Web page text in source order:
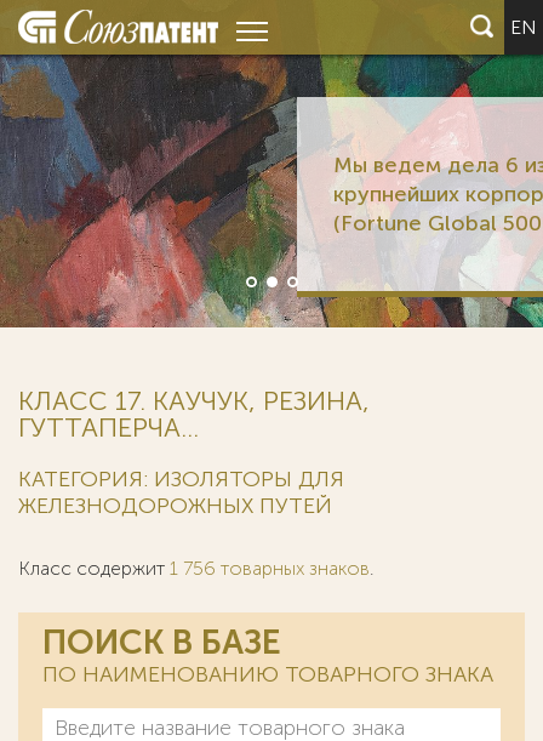
EN
Мы ведем дела 6 из 12
крупнейших корпораций мира
(Fortune Global 500)
КЛАСС 17. КАУЧУК, РЕЗИНА,
ГУТТАПЕРЧА...
КАТЕГОРИЯ: ИЗОЛЯТОРЫ ДЛЯ
ЖЕЛЕЗНОДОРОЖНЫХ ПУТЕЙ
Класс содержит 1 756 товарных знаков.
ПОИСК В БАЗЕ
ПО НАИМЕНОВАНИЮ ТОВАРНОГО ЗНАКА